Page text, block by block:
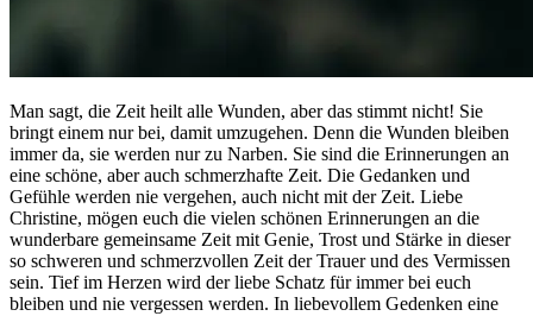
Man sagt, die Zeit heilt alle Wunden, aber das stimmt nicht! Sie
bringt einem nur bei, damit umzugehen. Denn die Wunden bleiben
immer da, sie werden nur zu Narben. Sie sind die Erinnerungen an
eine schöne, aber auch schmerzhafte Zeit. Die Gedanken und
Gefühle werden nie vergehen, auch nicht mit der Zeit. Liebe
Christine, mögen euch die vielen schönen Erinnerungen an die
wunderbare gemeinsame Zeit mit Genie, Trost und Stärke in dieser
so schweren und schmerzvollen Zeit der Trauer und des Vermissen
sein. Tief im Herzen wird der liebe Schatz für immer bei euch
bleiben und nie vergessen werden. In liebevollem Gedenken eine